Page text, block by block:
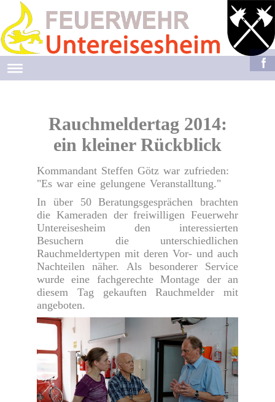
Rauchmeldertag 2014:
ein kleiner Rückblick
Kommandant Steffen Götz war zufrieden:
"Es war eine gelungene Veranstalltung."
In über 50 Beratungsgesprächen brachten
die Kameraden der freiwilligen Feuerwehr
Untereisesheim den interessierten
Besuchern die unterschiedlichen
Rauchmeldertypen mit deren Vor- und auch
Nachteilen näher. Als besonderer Service
wurde eine fachgerechte Montage der an
diesem Tag gekauften Rauchmelder mit
angeboten.